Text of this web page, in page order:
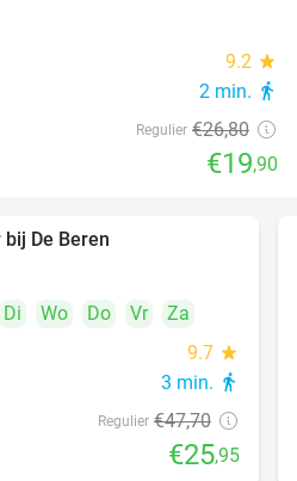
9.2 star
2 min. directions_walk
Regulier €26,80
€19,90
De Beren
Di Wo Do Vr
Za
9.7 star
3 min. directions_walk
Regulier €47,70
€25,95